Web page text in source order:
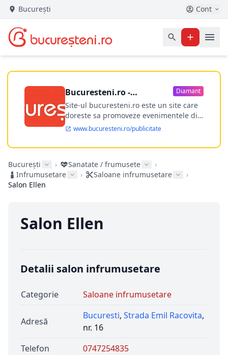
București Cont
Bucuresteni.ro -
publicitate online
Diamant
Site-ul bucuresteni.ro este un site care
doreste sa promoveze evenimentele din
Bucuresti si nu numai, sa puna la
dispozitia utilizatorului cea mai
performanta harta electronica a
ofere posibilitatea firmel...
www.bucuresteni.ro/publicitate
București › Sanatate / frumusete
›
Infrumusetare
› Saloane infrumusetare
›
Salon Ellen
Salon Ellen
Detalii salon infrumusetare
Categorie Saloane infrumusetare
Adresă
Bucuresti, Strada Emil Racovita,
nr. 16
Telefon
0747254835